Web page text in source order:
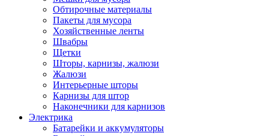
Обтирочные материалы
Пакеты для мусора
Хозяйственные ленты
Швабры
Щетки
Шторы, карнизы, жалюзи
Жалюзи
Интерьерные шторы
Карнизы для штор
Наконечники для карнизов
Электрика
Батарейки и аккумуляторы